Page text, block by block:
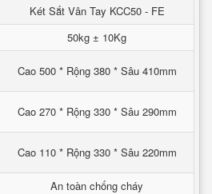
Két Sắt Vân Tay KCC50 - FE
50kg ± 10Kg
Cao 500 * Rộng 380 * Sâu 410mm
Cao 270 * Rộng 330 * Sâu 290mm
Cao 110 * Rộng 330 * Sâu 220mm
An toàn chống cháy